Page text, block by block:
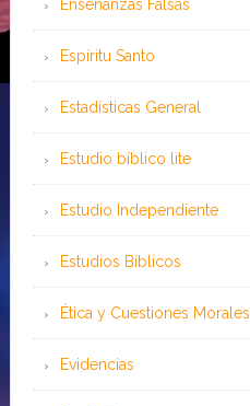
Enseñanzas Falsas
Espíritu Santo
Estadísticas General
Estudio bíblico lite
Estudio Independiente
Estudios Bíblicos
Ética y Cuestiones Morales
Evidencias